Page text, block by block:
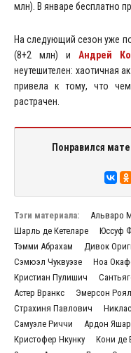
млн). В январе бесплатно
На следующий сезон уже
(8+2 млн) иАндрей
неутешителен: хаотичная
привела к тому, что
растрачен.
Понравился
Тэги материала: Альваро
Шарль де Кетеларе
Юссуф
Тэмми Абрахам
Дивок
Сэмюэл Чуквуэзе
Ноа
Кристиан Пулишич
Астер Вранкс
Эмерсон Роял
Страхиня Павлович
Самуэле Риччи
Ардон
Кристофер Нкунку
Кони де